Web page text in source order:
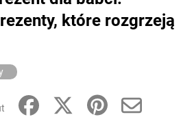
które rozgrzeją